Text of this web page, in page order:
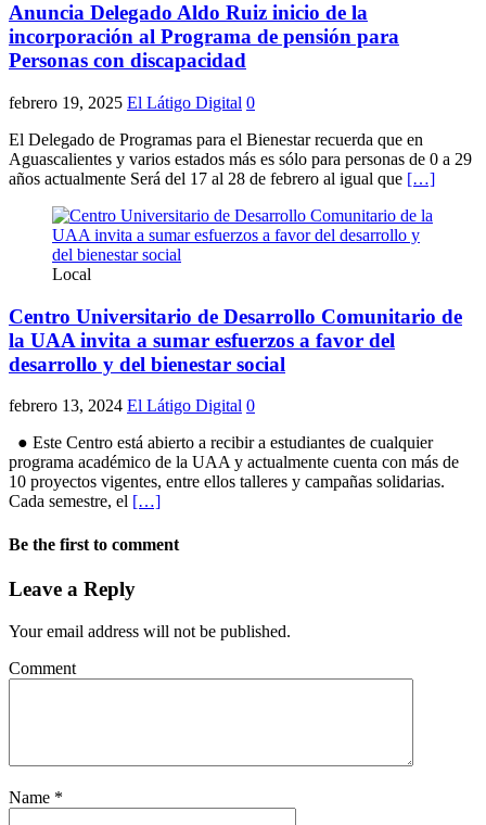
Anuncia Delegado Aldo Ruiz inicio de la
incorporación al Programa de pensión para
Personas con discapacidad
febrero 19, 2025 El Látigo Digital 0
El Delegado de Programas para el Bienestar recuerda que en
Aguascalientes y varios estados más es sólo para personas de 0 a 29
años actualmente Será del 17 al 28 de febrero al igual que […]
Local
Centro Universitario de Desarrollo Comunitario de
la UAA invita a sumar esfuerzos a favor del
desarrollo y del bienestar social
febrero 13, 2024 El Látigo Digital 0
● Este Centro está abierto a recibir a estudiantes de cualquier
programa académico de la UAA y actualmente cuenta con más de
10 proyectos vigentes, entre ellos talleres y campañas solidarias.
Cada semestre, el […]
Be the first to comment
Leave a Reply
Your email address will not be published.
Comment
Name *